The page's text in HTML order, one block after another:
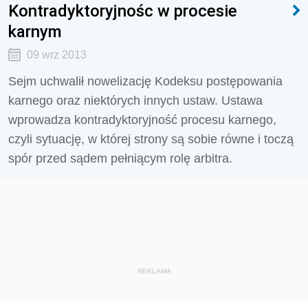
Kontradyktoryjnośc w procesie
karnym
09 wrz 2013
Sejm uchwalił nowelizację Kodeksu postępowania
karnego oraz niektórych innych ustaw. Ustawa
wprowadza kontradyktoryjność procesu karnego,
czyli sytuację, w której strony są sobie równe i toczą
spór przed sądem pełniącym rolę arbitra.
REKLAMA